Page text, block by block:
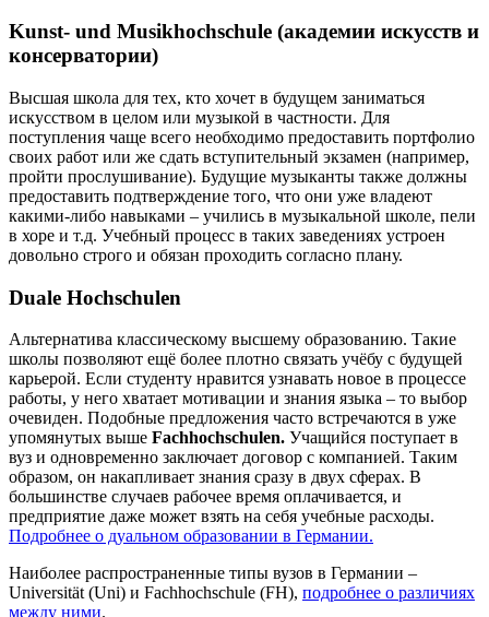
Kunst- und Musikhochschule (академии искусств и
консерватории)
Высшая школа для тех, кто хочет в будущем заниматься
искусством в целом или музыкой в частности. Для
поступления чаще всего необходимо предоставить портфолио
своих работ или же сдать вступительный экзамен (например,
пройти прослушивание). Будущие музыканты также должны
предоставить подтверждение того, что они уже владеют
какими-либо навыками – учились в музыкальной школе, пели
в хоре и т.д. Учебный процесс в таких заведениях устроен
довольно строго и обязан проходить согласно плану.
Duale Hochschulen
Альтернатива классическому высшему образованию. Такие
школы позволяют ещё более плотно связать учёбу с будущей
карьерой. Если студенту нравится узнавать новое в процессе
работы, у него хватает мотивации и знания языка – то выбор
очевиден. Подобные предложения часто встречаются в уже
упомянутых выше Fachhochschulen. Учащийся поступает в
вуз и одновременно заключает договор с компанией. Таким
образом, он накапливает знания сразу в двух сферах. В
большинстве случаев рабочее время оплачивается, и
предприятие даже может взять на себя учебные расходы.
Подробнее о дуальном образовании в Германии.
Наиболее распространенные типы вузов в Германии –
Universität (Uni) и Fachhochschule (FH), подробнее о различиях
между ними.